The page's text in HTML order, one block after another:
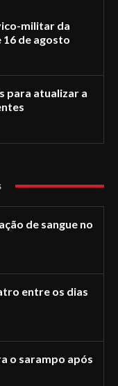
militar da
16 de agosto
para atualizar a
de sangue no
entre os dias
o sarampo após